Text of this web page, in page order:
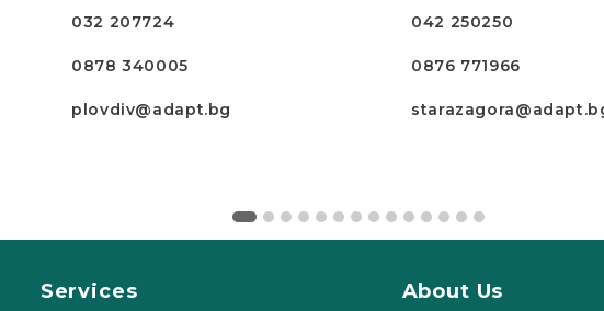
032 207724
0878 340005
plovdiv@adapt.bg
042 250250
0876 771966
Services About Us